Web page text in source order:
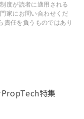
度が読者に適用される
家にお問い合わせくだ
責任を負うものではあり
特集